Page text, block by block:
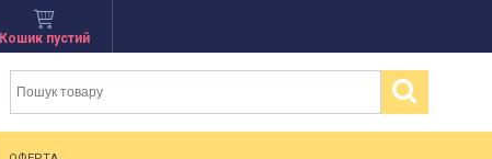
Кошик пустий